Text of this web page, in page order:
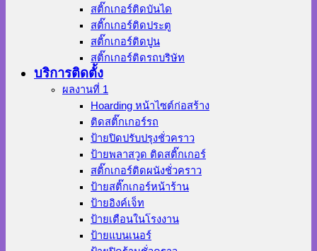
สติ๊กเกอร์ติดบันได
สติ๊กเกอร์ติดประตู
สติ๊กเกอร์ติดปูน
สติ๊กเกอร์ติดรถบริษัท
บริการติดตั้ง
ผลงานที่ 1
Hoarding หน้าไซต์ก่อสร้าง
ติดสติ๊กเกอร์รถ
ป้ายปิดปรับปรุงชั่วคราว
ป้ายพลาสวูด ติดสติ๊กเกอร์
สติ๊กเกอร์ติดผนังชั่วคราว
ป้ายสติ๊กเกอร์หน้าร้าน
ป้ายอิงค์เจ็ท
ป้ายเตือนในโรงงาน
ป้ายแบนเนอร์